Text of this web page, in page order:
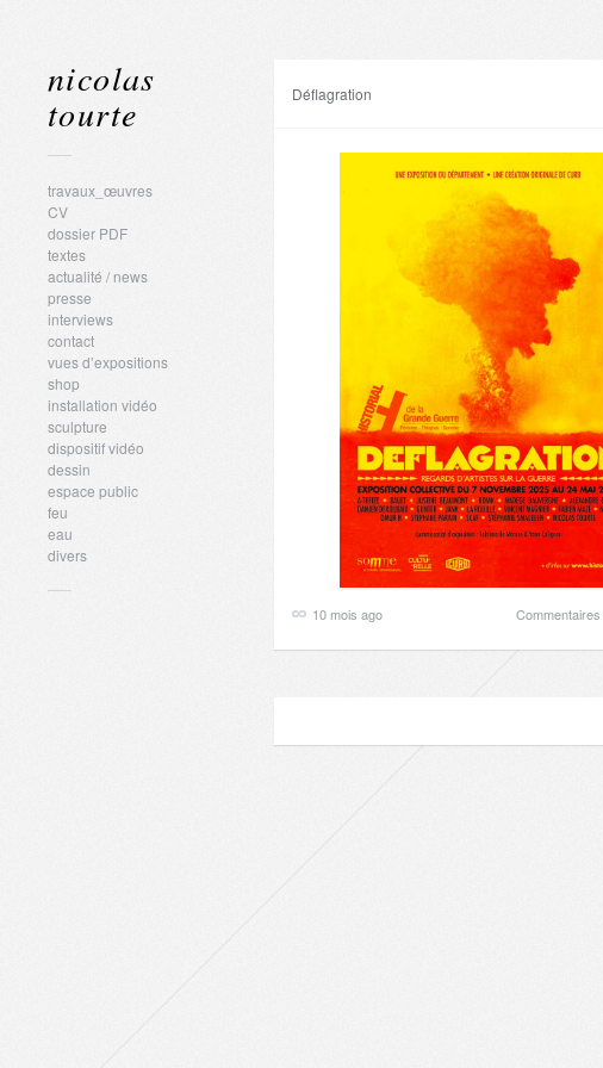
nicolas
tourte
travaux_œuvres
CV
dossier PDF
textes
actualité / news
presse
interviews
contact
vues d’expositions
shop
installation vidéo
sculpture
dispositif vidéo
dessin
espace public
feu
eau
divers
Déflagration
10 mois ago